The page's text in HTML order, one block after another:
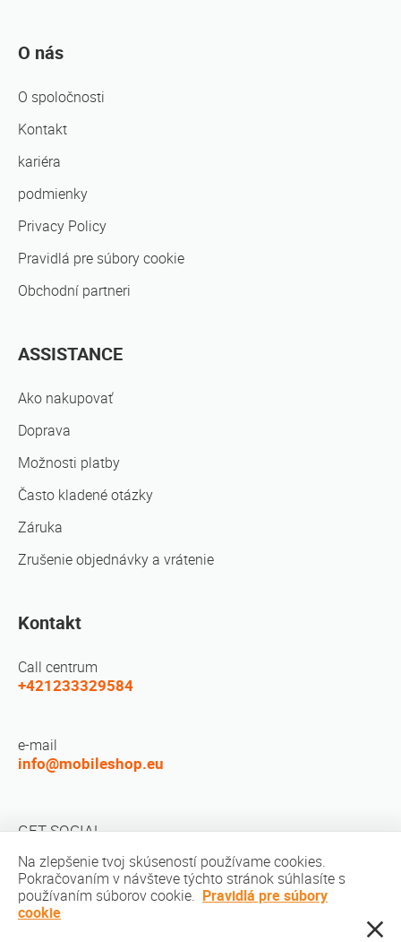
O nás
O spoločnosti
Kontakt
kariéra
podmienky
Privacy Policy
Pravidlá pre súbory cookie
Obchodní partneri
ASSISTANCE
Ako nakupovať
Doprava
Možnosti platby
Často kladené otázky
Záruka
Zrušenie objednávky a vrátenie
Kontakt
Call centrum
+421233329584
e-mail
info@mobileshop.eu
GET SOCIAL
Na zlepšenie tvoj skúseností používame cookies.
Pokračovaním v návšteve týchto stránok súhlasíte s
používaním súborov cookie. Pravidlá pre súbory
cookie